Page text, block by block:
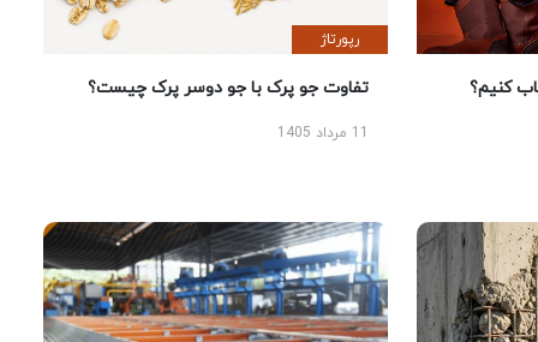
کنیم؟
رپورتاژ
تفاوت جو پرک با جو دوسر پرک چیست؟